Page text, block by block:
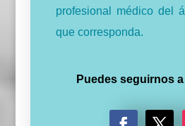
profesional médico del
que corresponda.
Puedes seguirnos